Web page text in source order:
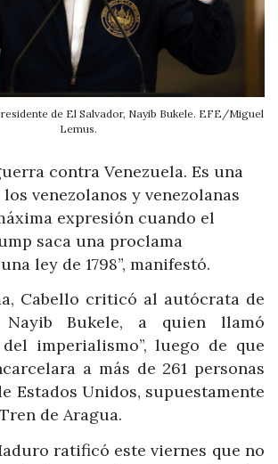
de El Salvador, Nayib Bukele. EFE/Miguel
Lemus.
contra Venezuela. Es una
venezolanos y venezolanas
expresión cuando el
saca una proclama
ley de 1798”, manifestó.
Cabello criticó al autócrata de
Nayib Bukele, a quien llamó
imperialismo”, luego de que
a más de 261 personas
Estados Unidos, supuestamente
de Aragua.
ratificó este viernes que no